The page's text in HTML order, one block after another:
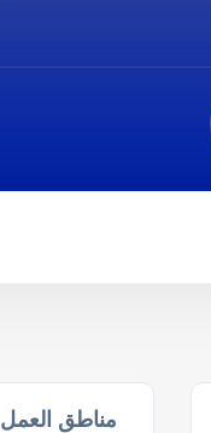
مناطق العمل